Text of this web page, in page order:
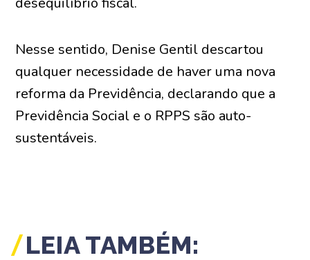
Nesse sentido, Denise Gentil descartou
qualquer necessidade de haver uma nova
reforma da Previdência, declarando que a
Previdência Social e o RPPS são auto-
sustentáveis.
LEIA TAMBÉM: